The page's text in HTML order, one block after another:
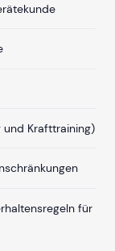
und Krafttraining)
für